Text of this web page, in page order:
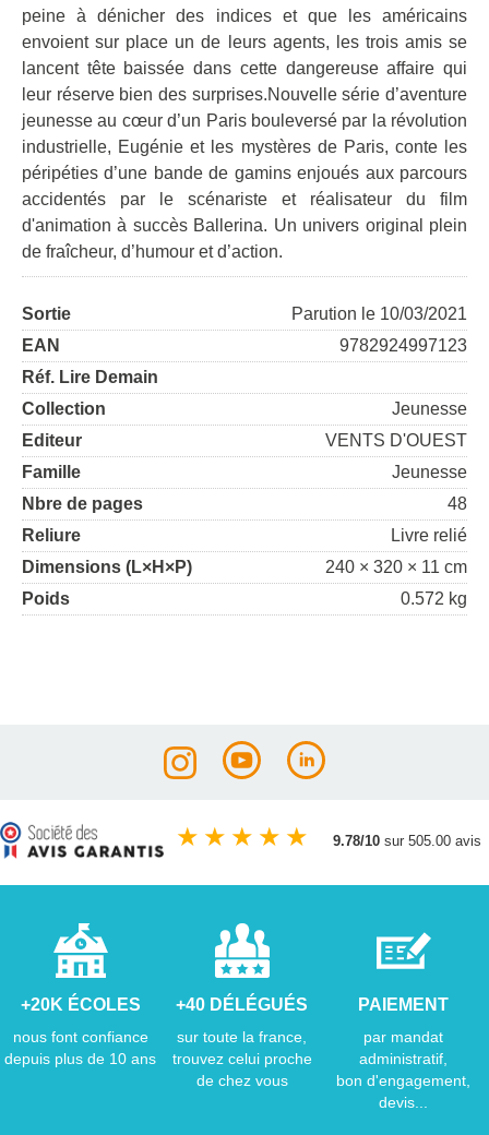
peine à dénicher des indices et que les américains
envoient sur place un de leurs agents, les trois amis se
lancent tête baissée dans cette dangereuse affaire qui
leur réserve bien des surprises.Nouvelle série d’aventure
jeunesse au cœur d’un Paris bouleversé par la révolution
industrielle, Eugénie et les mystères de Paris, conte les
péripéties d’une bande de gamins enjoués aux parcours
accidentés par le scénariste et réalisateur du film
d'animation à succès Ballerina. Un univers original plein
de fraîcheur, d’humour et d’action.
Sortie
Parution le 10/03/2021
EAN
9782924997123
Réf. Lire Demain
Collection
Jeunesse
Editeur
VENTS D'OUEST
Famille
Jeunesse
Nbre de pages
48
Reliure
Livre relié
Dimensions (L×H×P)
240 × 320 × 11 cm
Poids
0.572 kg
★ ★ ★ ★ ★ 9.78/10 sur 505.00 avis
+20K ÉCOLES
nous font confiance
depuis plus de 10 ans
+40 DÉLÉGUÉS
sur toute la france,
trouvez celui proche
de chez vous
PAIEMENT
par mandat
administratif,
bon d'engagement,
devis...